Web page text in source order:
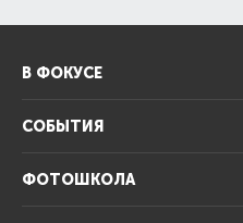
В ФОКУСЕ
СОБЫТИЯ
ФОТОШКОЛА